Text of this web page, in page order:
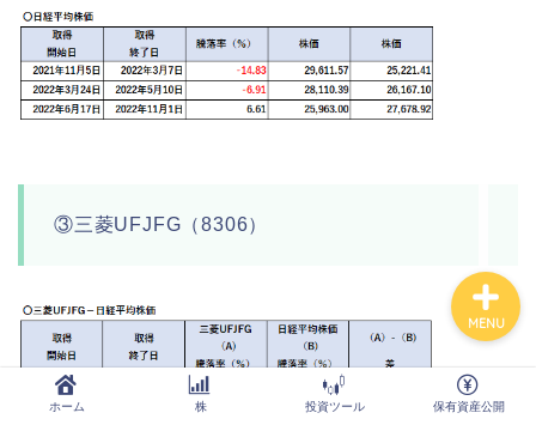
③三菱UFJFG（8306）
ホーム 株 投資ツール 保有資産公開
MENU
投資ツール
保有資産公開